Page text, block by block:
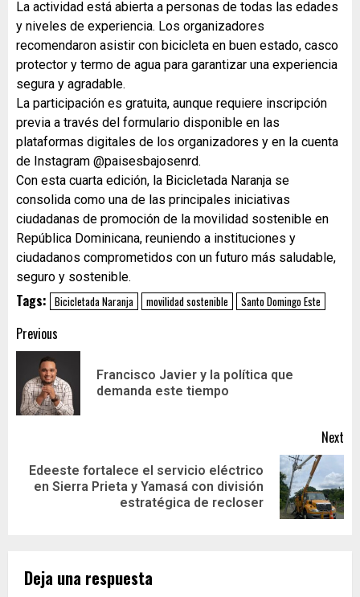
La actividad está abierta a personas de todas las edades
y niveles de experiencia. Los organizadores
recomendaron asistir con bicicleta en buen estado, casco
protector y termo de agua para garantizar una experiencia
segura y agradable.
La participación es gratuita, aunque requiere inscripción
previa a través del formulario disponible en las
plataformas digitales de los organizadores y en la cuenta
de Instagram @paisesbajosenrd.
Con esta cuarta edición, la Bicicletada Naranja se
consolida como una de las principales iniciativas
ciudadanas de promoción de la movilidad sostenible en
República Dominicana, reuniendo a instituciones y
ciudadanos comprometidos con un futuro más saludable,
seguro y sostenible.
Tags: Bicicletada Naranja movilidad sostenible Santo Domingo Este
Previous
Francisco Javier y la política que
demanda este tiempo
Next
Edeeste fortalece el servicio eléctrico
en Sierra Prieta y Yamasá con división
estratégica de recloser
Deja una respuesta